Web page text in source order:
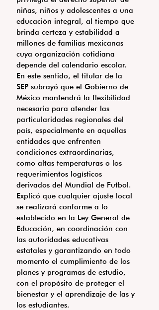
niñas, niños y adolescentes a una
educación integral, al tiempo que
brinda certeza y estabilidad a
millones de familias mexicanas
cuya organización cotidiana
depende del calendario escolar.
En este sentido, el titular de la
SEP subrayó que el Gobierno de
México mantendrá la flexibilidad
necesaria para atender las
particularidades regionales del
país, especialmente en aquellas
entidades que enfrenten
condiciones extraordinarias,
como altas temperaturas o los
requerimientos logísticos
derivados del Mundial de Futbol.
Explicó que cualquier ajuste local
se realizará conforme a lo
establecido en la Ley General de
Educación, en coordinación con
las autoridades educativas
estatales y garantizando en todo
momento el cumplimiento de los
planes y programas de estudio,
con el propósito de proteger el
bienestar y el aprendizaje de las y
los estudiantes.